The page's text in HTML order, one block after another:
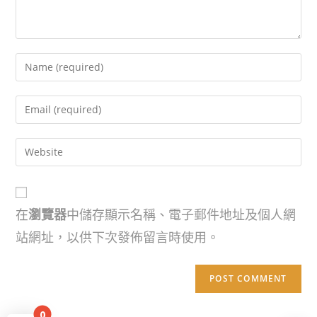
在瀏覽器中儲存顯示名稱、電子郵件地址及個人網
站網址，以供下次發佈留言時使用。
0